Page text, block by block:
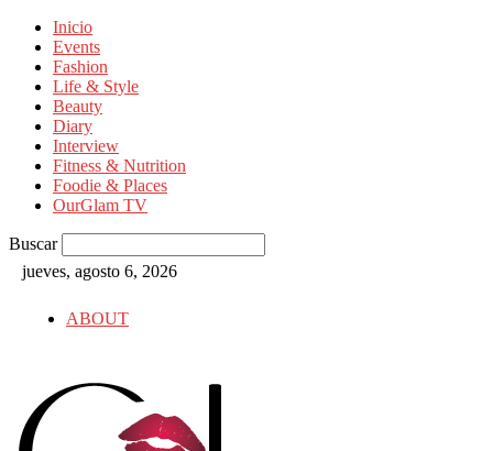
Inicio
Events
Fashion
Life & Style
Beauty
Diary
Interview
Fitness & Nutrition
Foodie & Places
OurGlam TV
Buscar
jueves, agosto 6, 2026
ABOUT